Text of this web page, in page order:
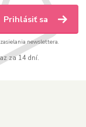
Prihlásiť sa
newslettera.
za 14 dní.